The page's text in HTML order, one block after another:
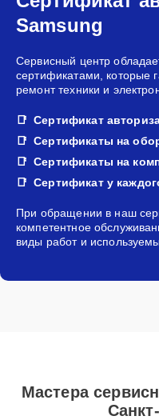
Samsung
Сервисный центр
сертификатами, которые
ремонт техники и
Сертификат
Сертификаты на
Сертификаты на
Сертификат у
При обращении в наш
компетентное
виды работ и
Мастера